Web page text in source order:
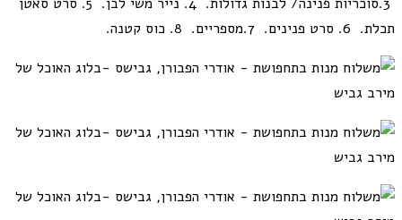
תכלת. 6. סרט פנינים. 7.מספריים. 8. כוס קטנה.